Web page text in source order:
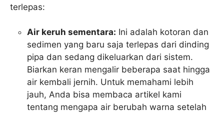
terlepas:
Air keruh sementara: Ini adalah kotoran dan
sedimen yang baru saja terlepas dari dinding
pipa dan sedang dikeluarkan dari sistem.
Biarkan keran mengalir beberapa saat hingga
air kembali jernih. Untuk memahami lebih
jauh, Anda bisa membaca artikel kami
tentang mengapa air berubah warna setelah